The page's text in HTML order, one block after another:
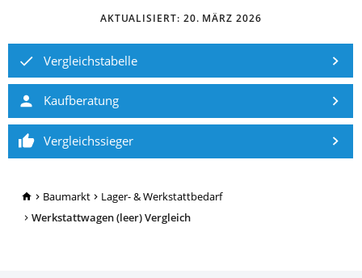
TopRatgeber24.de
Baumarkt
Lager- & Werkstattbedarf
Werkstattwagen (leer) Vergleich
AKTUALISIERT: 20. MÄRZ 2026
Vergleichstabelle
Kaufberatung
Vergleichssieger